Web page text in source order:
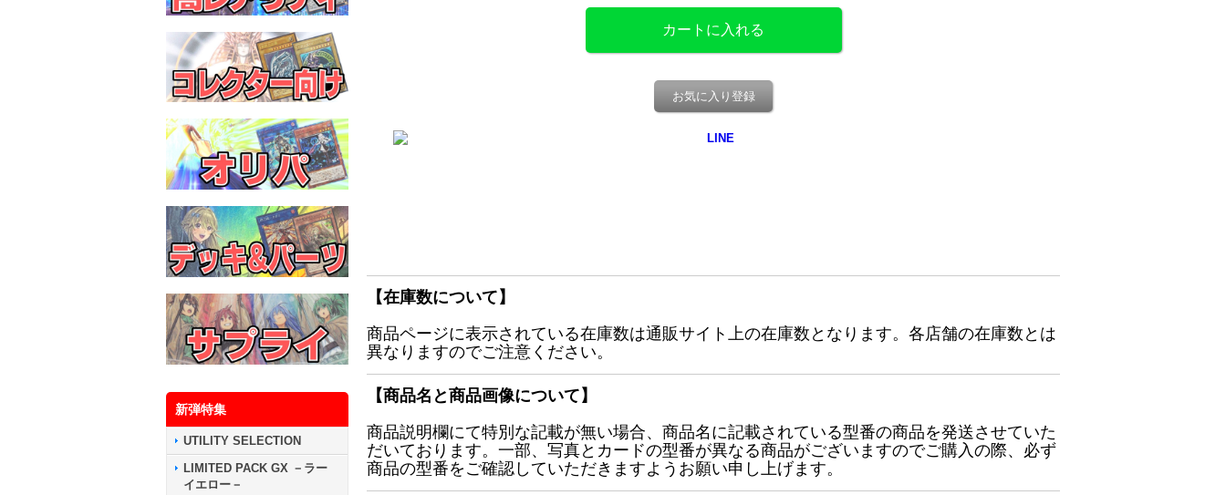
新弾特集
UTILITY SELECTION
LIMITED PACK GX －ラー
イエロー－
お気に入り登録
【在庫数について】
商品ページに表示されている在庫数は通販サイト上の在庫数となります。各店舗の在庫数とは
異なりますのでご注意ください。
【商品名と商品画像について】
商品説明欄にて特別な記載が無い場合、商品名に記載されている型番の商品を発送させていた
だいております。一部、写真とカードの型番が異なる商品がございますのでご購入の際、必ず
商品の型番をご確認していただきますようお願い申し上げます。